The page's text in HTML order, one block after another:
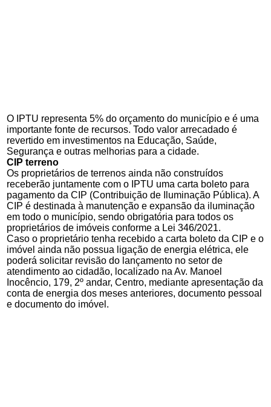
O IPTU representa 5% do orçamento do município e é uma
importante fonte de recursos. Todo valor arrecadado é
revertido em investimentos na Educação, Saúde,
Segurança e outras melhorias para a cidade.
CIP terreno
Os proprietários de terrenos ainda não construídos
receberão juntamente com o IPTU uma carta boleto para
pagamento da CIP (Contribuição de Iluminação Pública). A
CIP é destinada à manutenção e expansão da iluminação
em todo o município, sendo obrigatória para todos os
proprietários de imóveis conforme a Lei 346/2021.
Caso o proprietário tenha recebido a carta boleto da CIP e o
imóvel ainda não possua ligação de energia elétrica, ele
poderá solicitar revisão do lançamento no setor de
atendimento ao cidadão, localizado na Av. Manoel
Inocêncio, 179, 2º andar, Centro, mediante apresentação da
conta de energia dos meses anteriores, documento pessoal
e documento do imóvel.